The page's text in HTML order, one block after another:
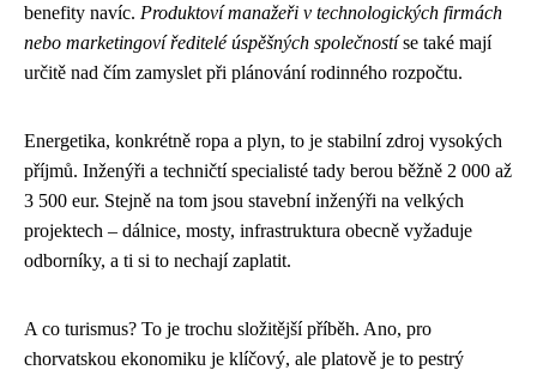
benefity navíc. Produktoví manažeři v technologických firmách
nebo marketingoví ředitelé úspěšných společnostíse také mají
určitě nad čím zamyslet při plánování rodinného rozpočtu.
Energetika, konkrétně ropa a plyn, to je stabilní zdroj vysokých
příjmů. Inženýři a techničtí specialisté tady berou běžně 2 000 až
3 500 eur. Stejně na tom jsou stavební inženýři na velkých
projektech – dálnice, mosty, infrastruktura obecně vyžaduje
odborníky, a ti si to nechají zaplatit.
A co turismus? To je trochu složitější příběh. Ano, pro
chorvatskou ekonomiku je klíčový, ale platově je to pestrý